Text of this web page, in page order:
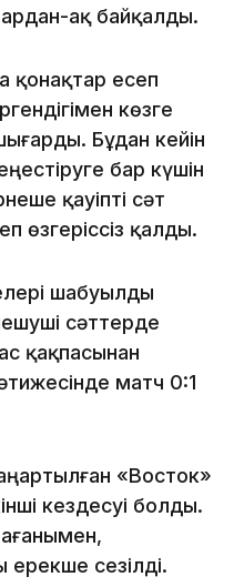
ақ байқалды.
қонақтар есеп
көзге
Бұдан кейін
бар күшін
қауіпті сәт
өзгеріссіз қалды.
шабуылды
сәттерде
қақпасынан
матч 0:1
«Восток»
кездесуі болды.
сезілді.